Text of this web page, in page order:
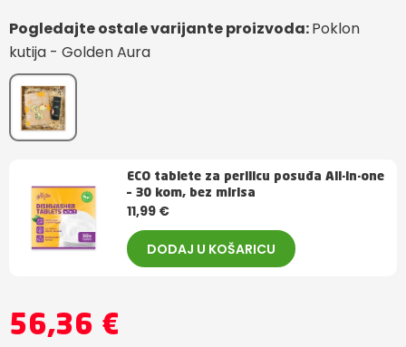
Pogledajte ostale varijante proizvoda:Poklon
kutija - Golden Aura
ECO tablete za perilicu posuđa All-in-one
– 30 kom, bez mirisa
11,99 €
DODAJ U KOŠARICU
56,36 €